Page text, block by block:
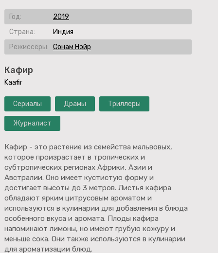
Кафир
Kaafir
Сериалы Драмы Триллеры
Журналист
Кафир - это растение из семейства мальвовых,
которое произрастает в тропических и
субтропических регионах Африки, Азии и
Австралии. Оно имеет кустистую форму и
достигает высоты до 3 метров. Листья кафира
обладают ярким цитрусовым ароматом и
используются в кулинарии для добавления в блюда
особенного вкуса и аромата. Плоды кафира
напоминают лимоны, но имеют грубую кожуру и
меньше сока. Они также используются в кулинарии
для ароматизации блюд.
Год:
2019
Страна:
Индия
Режиссёры: Сонам Нэйр